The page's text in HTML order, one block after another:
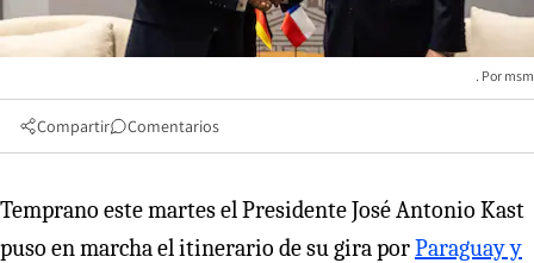
msm
Compartir Comentarios
Temprano este martes el Presidente José Antonio Kast
puso en marcha el itinerario de su gira porParaguay y